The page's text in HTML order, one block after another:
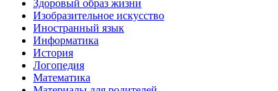
Здоровый образ жизни
Изобразительное искусство
Иностранный язык
Информатика
История
Логопедия
Математика